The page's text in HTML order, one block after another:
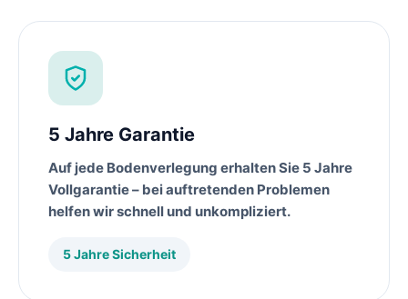
5 Jahre Garantie
Auf jede Bodenverlegung erhalten Sie 5 Jahre
Vollgarantie – bei auftretenden Problemen
helfen wir schnell und unkompliziert.
5 Jahre Sicherheit